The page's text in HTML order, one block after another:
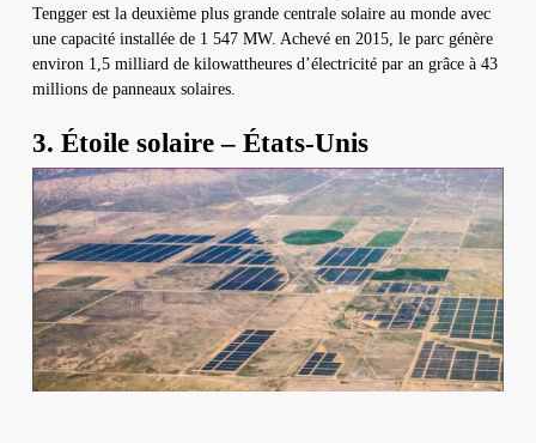
Tengger est la deuxième plus grande centrale solaire au monde avec
une capacité installée de 1 547 MW. Achevé en 2015, le parc génère
environ 1,5 milliard de kilowattheures d’électricité par an grâce à 43
millions de panneaux solaires.
3. Étoile solaire – États-Unis